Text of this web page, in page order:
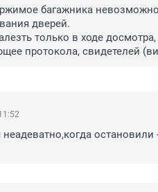
багажника
дверей.
только в ходе
протокола, свидетелей
неадеватно,когда